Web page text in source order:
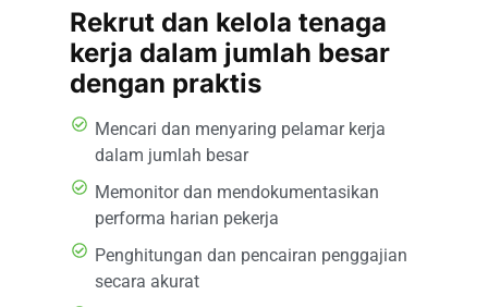
Rekrut dan kelola tenaga
kerja dalam jumlah besar
dengan praktis
Mencari dan menyaring pelamar kerja
dalam jumlah besar
Memonitor dan mendokumentasikan
performa harian pekerja
Penghitungan dan pencairan penggajian
secara akurat